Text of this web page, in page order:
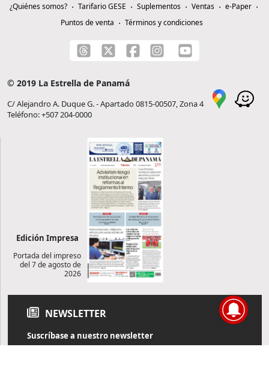
¿Quiénes somos? Tarifario GESE Suplementos Ventas
e-Paper
Puntos de venta
Términos y condiciones
© 2019 La Estrella de Panamá
C/ Alejandro A. Duque G. - Apartado 0815-00507, Zona 4
Teléfono: +507 204-0000
Edición Impresa
Portada del impreso
del 7 de agosto de
2026
NEWSLETTER
Suscríbase a nuestro newsletter
Reciba diariamente información de actualidad directamente en